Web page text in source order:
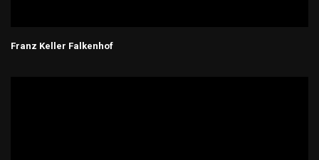
Franz Keller Falkenhof